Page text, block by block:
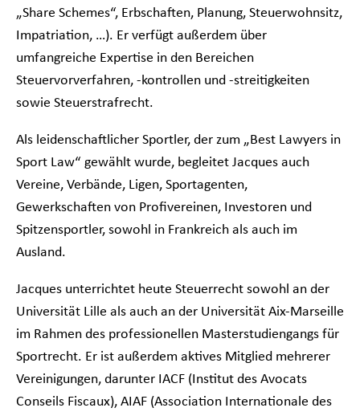
„Share Schemes“, Erbschaften, Planung, Steuerwohnsitz,
Impatriation, …). Er verfügt außerdem über
umfangreiche Expertise in den Bereichen
Steuervorverfahren, -kontrollen und -streitigkeiten
sowie Steuerstrafrecht.
Als leidenschaftlicher Sportler, der zum „Best Lawyers in
Sport Law“ gewählt wurde, begleitet Jacques auch
Vereine, Verbände, Ligen, Sportagenten,
Gewerkschaften von Profivereinen, Investoren und
Spitzensportler, sowohl in Frankreich als auch im
Ausland.
Jacques unterrichtet heute Steuerrecht sowohl an der
Universität Lille als auch an der Universität Aix-Marseille
im Rahmen des professionellen Masterstudiengangs für
Sportrecht. Er ist außerdem aktives Mitglied mehrerer
Vereinigungen, darunter IACF (Institut des Avocats
Conseils Fiscaux), AIAF (Association Internationale des